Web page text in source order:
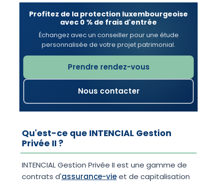
Profitez de la protection luxembourgeoise
avec 0 % de frais d'entrée
Échangez avec un conseiller pour une étude
personnalisée de votre projet patrimonial.
Prendre rendez-vous
Nous contacter
Qu'est-ce que INTENCIAL Gestion
Privée II ?
INTENCIAL Gestion Privée II est une gamme de
contrats d'assurance-vieet de capitalisation